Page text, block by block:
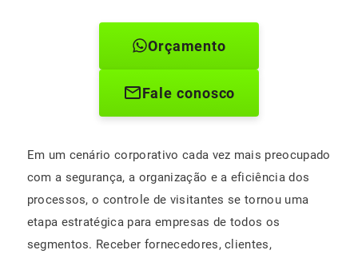
Orçamento
Fale conosco
Em um cenário corporativo cada vez mais preocupado
com a segurança, a organização e a eficiência dos
processos, o controle de visitantes se tornou uma
etapa estratégica para empresas de todos os
segmentos. Receber fornecedores, clientes,